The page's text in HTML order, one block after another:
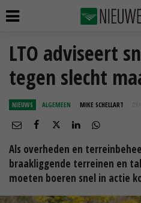
LTO adviseert
tegen slecht
NIEUWS ALGEMEEN MIKE SCHELLART
Als overheden en
braakliggende terreinen en
moeten boeren snel in actie